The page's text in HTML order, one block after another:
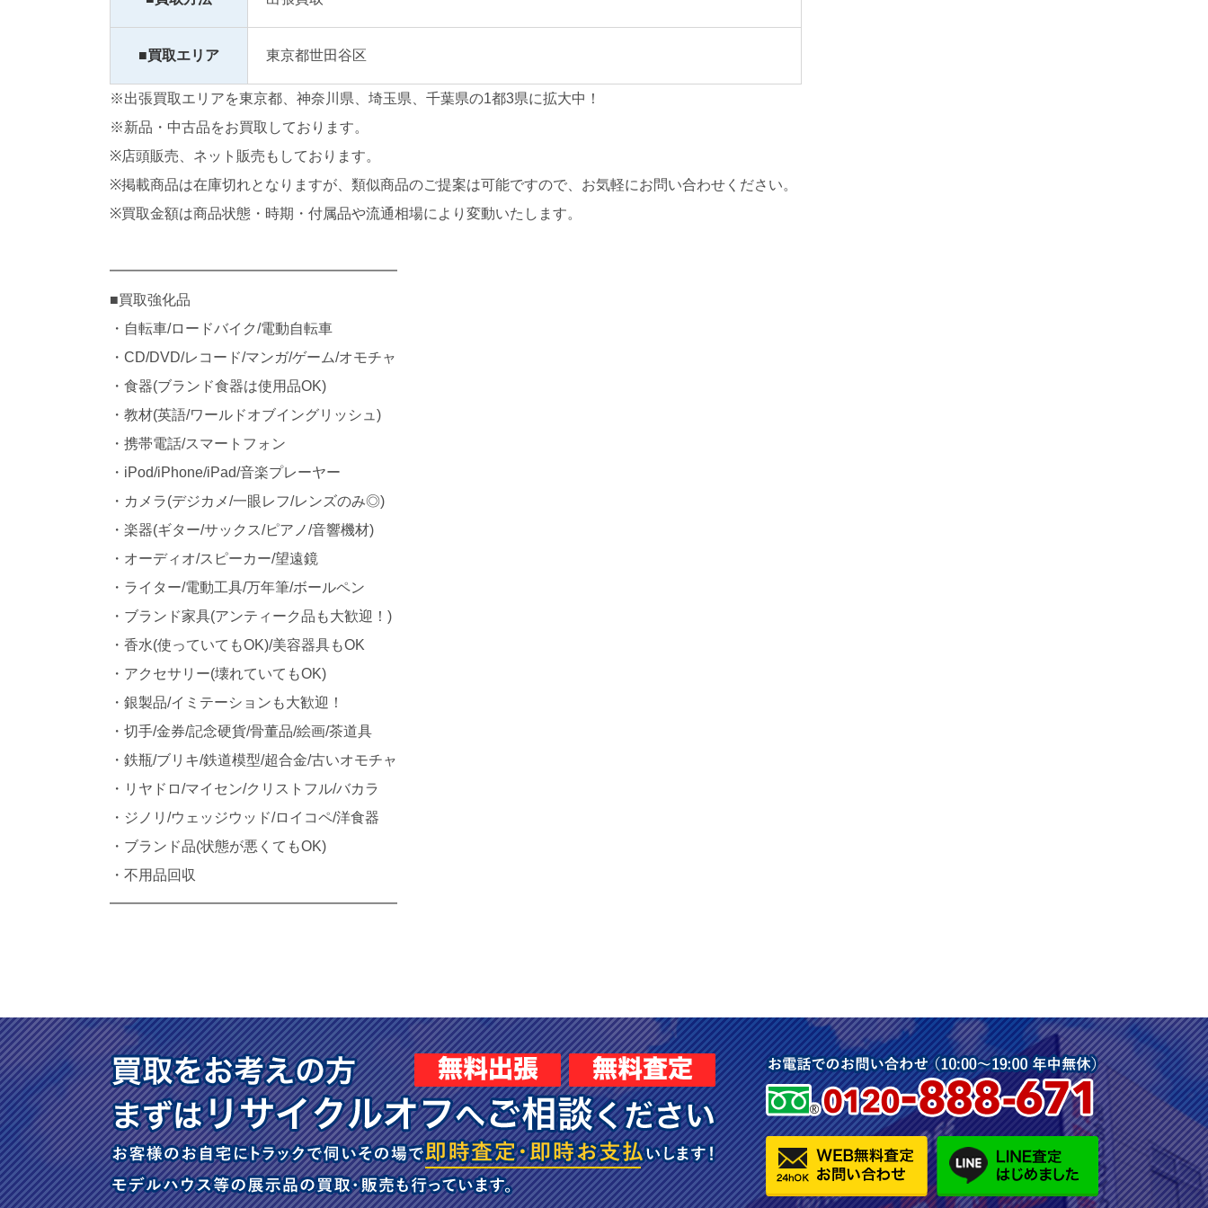
■買取エリア 東京都世田谷区
※出張買取エリアを東京都、神奈川県、埼玉県、千葉県の1都3県に拡大中！
※新品・中古品をお買取しております。
※店頭販売、ネット販売もしております。
※掲載商品は在庫切れとなりますが、類似商品のご提案は可能ですので、お気軽にお問い合わせください。
※買取金額は商品状態・時期・付属品や流通相場により変動いたします。
━━━━━━━━━━━━━━━━━━━━
■買取強化品
・自転車/ロードバイク/電動自転車
・CD/DVD/レコード/マンガ/ゲーム/オモチャ
・食器(ブランド食器は使用品OK)
・教材(英語/ワールドオブイングリッシュ)
・携帯電話/スマートフォン
・iPod/iPhone/iPad/音楽プレーヤー
・カメラ(デジカメ/一眼レフ/レンズのみ◎)
・楽器(ギター/サックス/ピアノ/音響機材)
・オーディオ/スピーカー/望遠鏡
・ライター/電動工具/万年筆/ボールペン
・ブランド家具(アンティーク品も大歓迎！)
・香水(使っていてもOK)/美容器具もOK
・アクセサリー(壊れていてもOK)
・銀製品/イミテーションも大歓迎！
・切手/金券/記念硬貨/骨董品/絵画/茶道具
・鉄瓶/ブリキ/鉄道模型/超合金/古いオモチャ
・リヤドロ/マイセン/クリストフル/バカラ
・ジノリ/ウェッジウッド/ロイコペ/洋食器
・ブランド品(状態が悪くてもOK)
・不用品回収
━━━━━━━━━━━━━━━━━━━━